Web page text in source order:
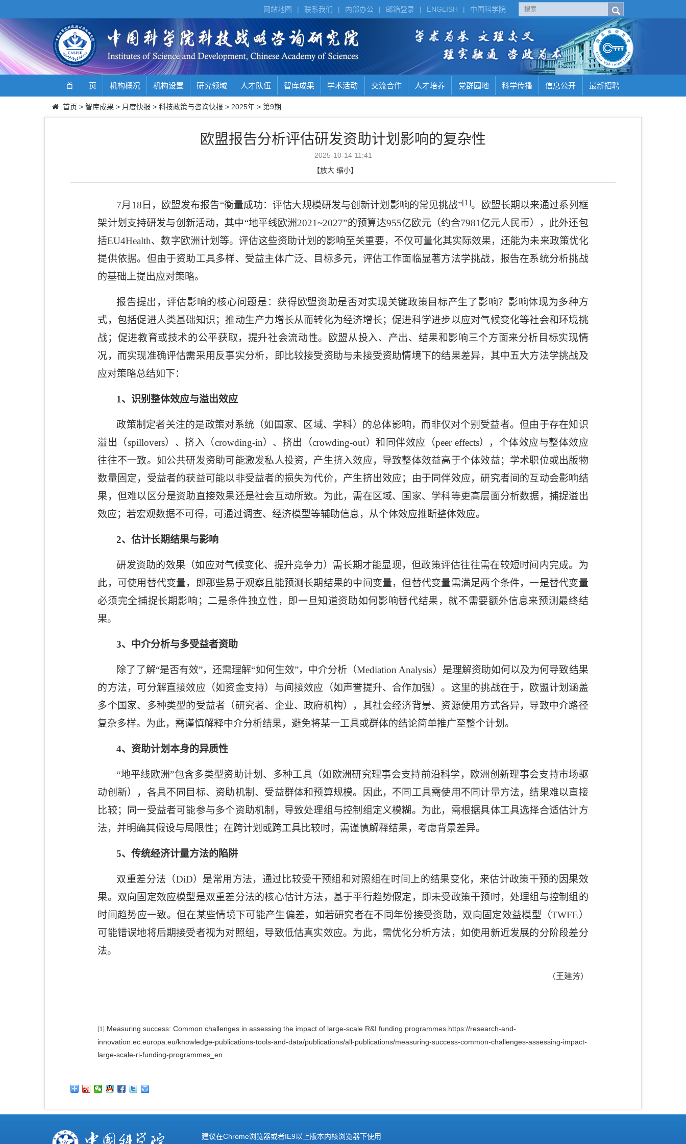
中国科学院
|
ENGLISH
|
邮箱登录
|
内部办公
|
联系我们
|
网站地图
首 页 机构概况 机构设置 研究领域 人才队伍 智库成果 学术活动 交流合作 人才培养 党群园地 科学传播 信息公开 最新招聘
首页 > 智库成果 > 月度快报 > 科技政策与咨询快报 > 2025年 > 第9期
欧盟报告分析评估研发资助计划影响的复杂性
2025-10-14 11:41
【放大 缩小】
7月 18 日，欧盟发布报告“衡量成功：评估大规模研发与创新计划影响的常见挑战”[1]。欧盟长期以来通过系列框
架计划支持研发与创新活动，其中“地平线欧洲2021~2027”的预算达955亿欧元（约合7981亿元人民币），此外还包
括EU4Health、数字欧洲计划等。评估这些资助计划的影响至关重要，不仅可量化其实际效果，还能为未来政策优化
提供依据。但由于资助工具多样、受益主体广泛、目标多元，评估工作面临显著方法学挑战，报告在系统分析挑战
的基础上提出应对策略。
报告提出，评估影响的核心问题是：获得欧盟资助是否对实现关键政策目标产生了影响？影响体现为多种方
式，包括促进人类基础知识；推动生产力增长从而转化为经济增长；促进科学进步以应对气候变化等社会和环境挑
战；促进教育或技术的公平获取，提升社会流动性。欧盟从投入、产出、结果和影响三个方面来分析目标实现情
况，而实现准确评估需采用反事实分析，即比较接受资助与未接受资助情境下的结果差异，其中五大方法学挑战及
应对策略总结如下：
1、识别整体效应与溢出效应
政策制定者关注的是政策对系统（如国家、区域、学科）的总体影响，而非仅对个别受益者。但由于存在知识
溢出（spillovers）、挤入（crowding-in）、挤出（crowding-out）和同伴效应（peer effects），个体效应与整体效应
往往不一致。如公共研发资助可能激发私人投资，产生挤入效应，导致整体效益高于个体效益；学术职位或出版物
数量固定，受益者的获益可能以非受益者的损失为代价，产生挤出效应；由于同伴效应，研究者间的互动会影响结
果，但难以区分是资助直接效果还是社会互动所致。为此，需在区域、国家、学科等更高层面分析数据，捕捉溢出
效应；若宏观数据不可得，可通过调查、经济模型等辅助信息，从个体效应推断整体效应。
2、估计长期结果与影响
研发资助的效果（如应对气候变化、提升竞争力）需长期才能显现，但政策评估往往需在较短时间内完成。为
此，可使用替代变量，即那些易于观察且能预测长期结果的中间变量，但替代变量需满足两个条件，一是替代变量
必须完全捕捉长期影响；二是条件独立性，即一旦知道资助如何影响替代结果，就不需要额外信息来预测最终结
果。
3、中介分析与多受益者资助
除了了解“是否有效”，还需理解“如何生效”，中介分析（Mediation Analysis）是理解资助如何以及为何导致结果
的方法，可分解直接效应（如资金支持）与间接效应（如声誉提升、合作加强）。这里的挑战在于，欧盟计划涵盖
多个国家、多种类型的受益者（研究者、企业、政府机构），其社会经济背景、资源使用方式各异，导致中介路径
复杂多样。为此，需谨慎解释中介分析结果，避免将某一工具或群体的结论简单推广至整个计划。
4、资助计划本身的异质性
“地平线欧洲”包含多类型资助计划、多种工具（如欧洲研究理事会支持前沿科学，欧洲创新理事会支持市场驱
动创新），各具不同目标、资助机制、受益群体和预算规模。因此，不同工具需使用不同计量方法，结果难以直接
比较；同一受益者可能参与多个资助机制，导致处理组与控制组定义模糊。为此，需根据具体工具选择合适估计方
法，并明确其假设与局限性；在跨计划或跨工具比较时，需谨慎解释结果，考虑背景差异。
5、传统经济计量方法的陷阱
双重差分法（DiD）是常用方法，通过比较受干预组和对照组在时间上的结果变化，来估计政策干预的因果效
果。双向固定效应模型是双重差分法的核心估计方法，基于平行趋势假定，即未受政策干预时，处理组与控制组的
时间趋势应一致。但在某些情境下可能产生偏差，如若研究者在不同年份接受资助，双向固定效益模型（TWFE）
可能错误地将后期接受者视为对照组，导致低估真实效应。为此，需优化分析方法，如使用新近发展的分阶段差分
法。
（王建芳）
[1] Measuring success: Common challenges in assessing the impact of large-scale R&I funding programmes.https://research-and-
innovation.ec.europa.eu/knowledge-publications-tools-and-data/publications/all-publications/measuring-success-common-challenges-assessing-impact-
large-scale-ri-funding-programmes_en
建议在Chrome浏览器或者IE9以上版本内核浏览器下使用